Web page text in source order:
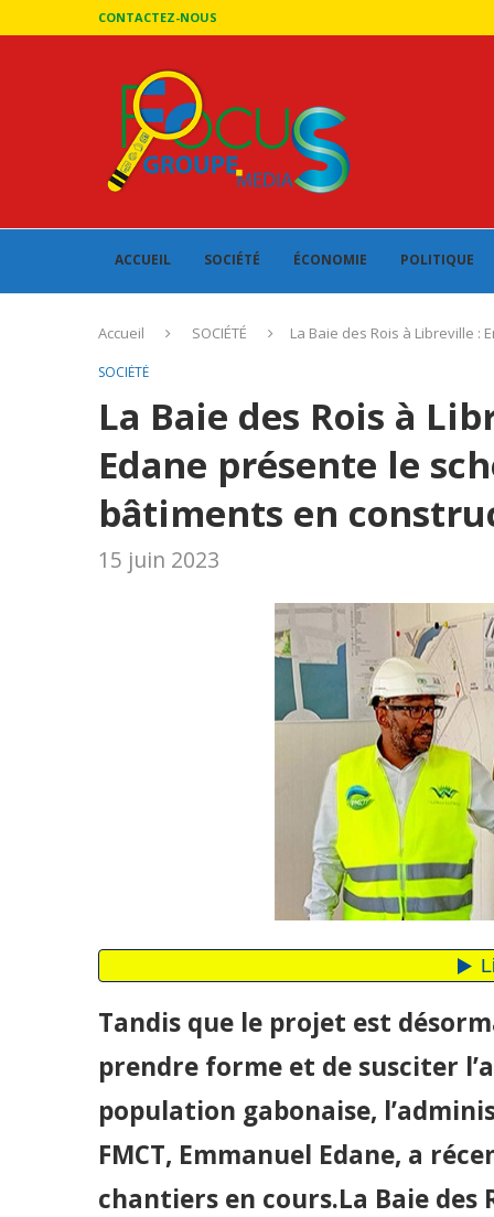
CONTACTEZ-NOUS
ACCUEIL SOCIÉTÉ ÉCONOMIE POLITIQUE
Accueil SOCIÉTÉ La Baie des Rois à Libreville
SOCIÉTÉ
La Baie des Rois à
Edane présente le
bâtiments en
15 juin 2023
Tandis que le projet est
prendre forme et de susciter
population gabonaise,
FMCT, Emmanuel Edane, a
chantiers en cours.La Baie des